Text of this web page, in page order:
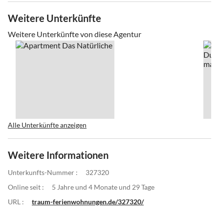
Weitere Unterkünfte
Weitere Unterkünfte von diese Agentur
Alle Unterkünfte anzeigen
Weitere Informationen
Unterkunfts-Nummer :
327320
Online seit :
5 Jahre und 4 Monate und 29 Tage
URL :
traum-ferienwohnungen.de/327320/